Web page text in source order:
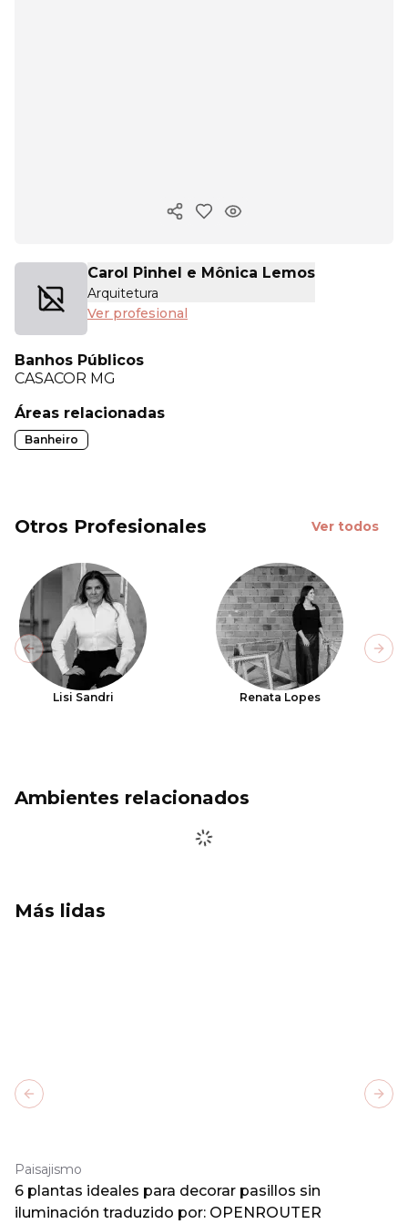
Copiar enlace
Carol Pinhel e Mônica Lemos
Arquitetura
Ver profesional
Banhos Públicos
CASACOR MG
Áreas relacionadas
Banheiro
Otros Profesionales Ver todos
Lisi Sandri Renata Lopes
Previous slide
Ambientes relacionados
Más lidas
Paisajismo
6 plantas ideales para decorar pasillos sin
iluminación traduzido por: OPENROUTER
Previous slide